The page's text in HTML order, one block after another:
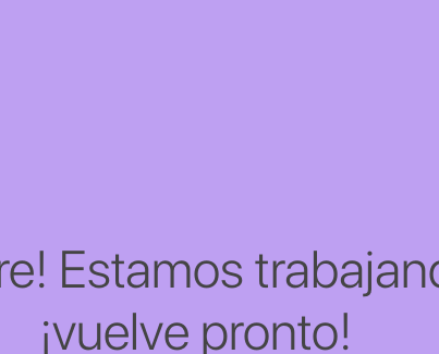
Estamos
¡vuelve pronto!